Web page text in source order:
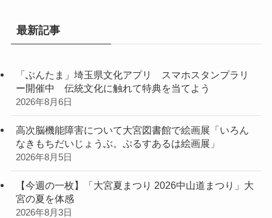
最新記事
「ぶんたま」埼玉県文化アプリ スマホスタンプラリ
ー開催中 伝統文化に触れて特典を当てよう
2026年8月6日
高次脳機能障害について大宮図書館で絵画展「いろん
なきもちだいじょうぶ。ぷるすあるは絵画展」
2026年8月5日
【今週の一枚】「大宮夏まつり 2026中山道まつり」大
宮の夏を体感
2026年8月3日